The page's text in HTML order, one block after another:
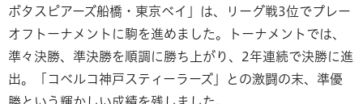
ボタスピアーズ船橋・東京ベイ」は、リーグ戦3位でプレー
オフトーナメントに駒を進めました。トーナメントでは、
準々決勝、準決勝を順調に勝ち上がり、2年連続で決勝に進
出。「コベルコ神戸スティーラーズ」との激闘の末、準優